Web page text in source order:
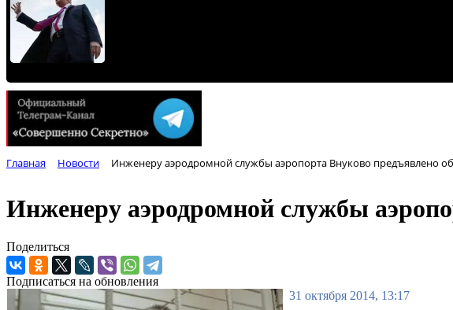
Главная Новости Инженеру аэродромной службы аэропорта Внуково предъявлено
Инженеру аэродромной службы
Поделиться
Подписаться на обновления
31 октября 2014, 13:17